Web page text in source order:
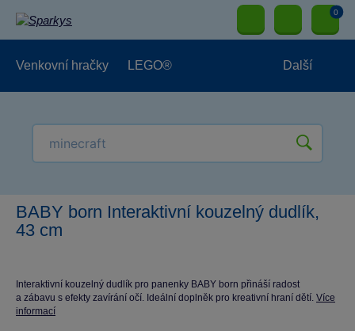
0
Venkovní hračky LEGO® Další
BABY born Interaktivní kouzelný dudlík,
43 cm
Interaktivní kouzelný dudlík pro panenky BABY born přináší radost
a zábavu s efekty zavírání očí. Ideální doplněk pro kreativní hraní dětí. Více
informací